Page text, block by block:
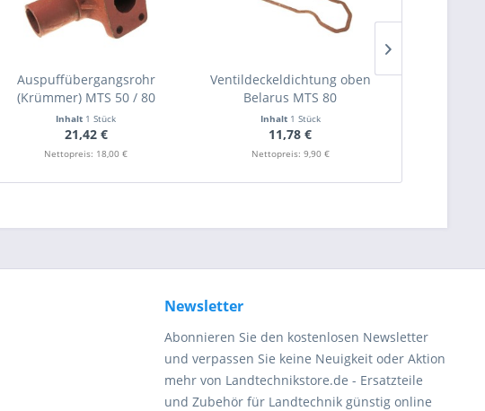
Auspuffübergangsrohr
(Krümmer) MTS 50 / 80
Inhalt 1 Stück
21,42 €
Nettopreis: 18,00 €
Ventildeckeldichtung oben
Belarus MTS 80
Inhalt 1 Stück
11,78 €
Nettopreis: 9,90 €
Newsletter
Abonnieren Sie den kostenlosen Newsletter
und verpassen Sie keine Neuigkeit oder Aktion
mehr von Landtechnikstore.de - Ersatzteile
und Zubehör für Landtechnik günstig online